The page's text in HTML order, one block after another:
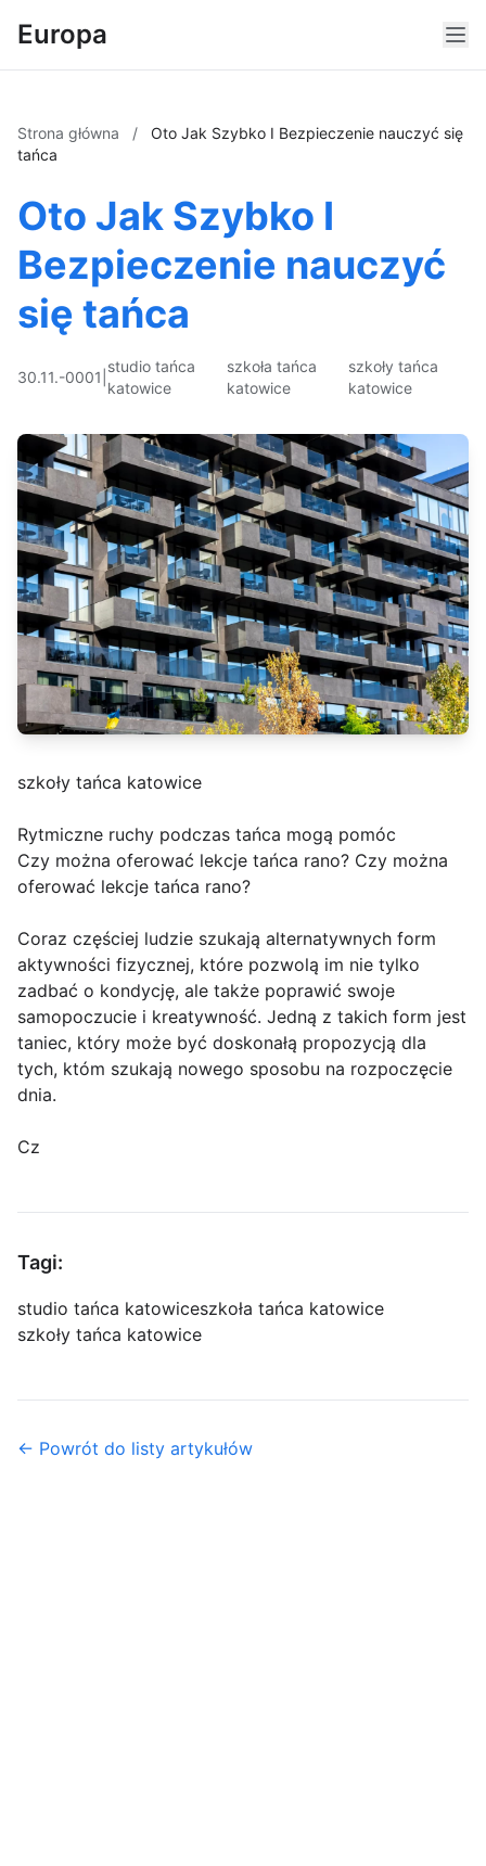
Europa
Strona główna /
Oto Jak Szybko I Bezpieczenie nauczyć się
tańca
Oto Jak Szybko I
Bezpieczenie nauczyć
się tańca
30.11.-0001
studio tańca
katowice
szkoła tańca
katowice
szkoły tańca
katowice
szkoły tańca katowice
Rytmiczne ruchy podczas tańca mogą pomóc
Czy można oferować lekcje tańca rano? Czy można
oferować lekcje tańca rano?
Coraz częściej ludzie szukają alternatywnych form
aktywności fizycznej, które pozwolą im nie tylko
zadbać o kondycję, ale także poprawić swoje
samopoczucie i kreatywność. Jedną z takich form jest
taniec, który może być doskonałą propozycją dla
tych, któm szukają nowego sposobu na rozpoczęcie
dnia.
Cz
Tagi:
studio tańca katowiceszkoła tańca katowice
szkoły tańca katowice
← Powrót do listy artykułów